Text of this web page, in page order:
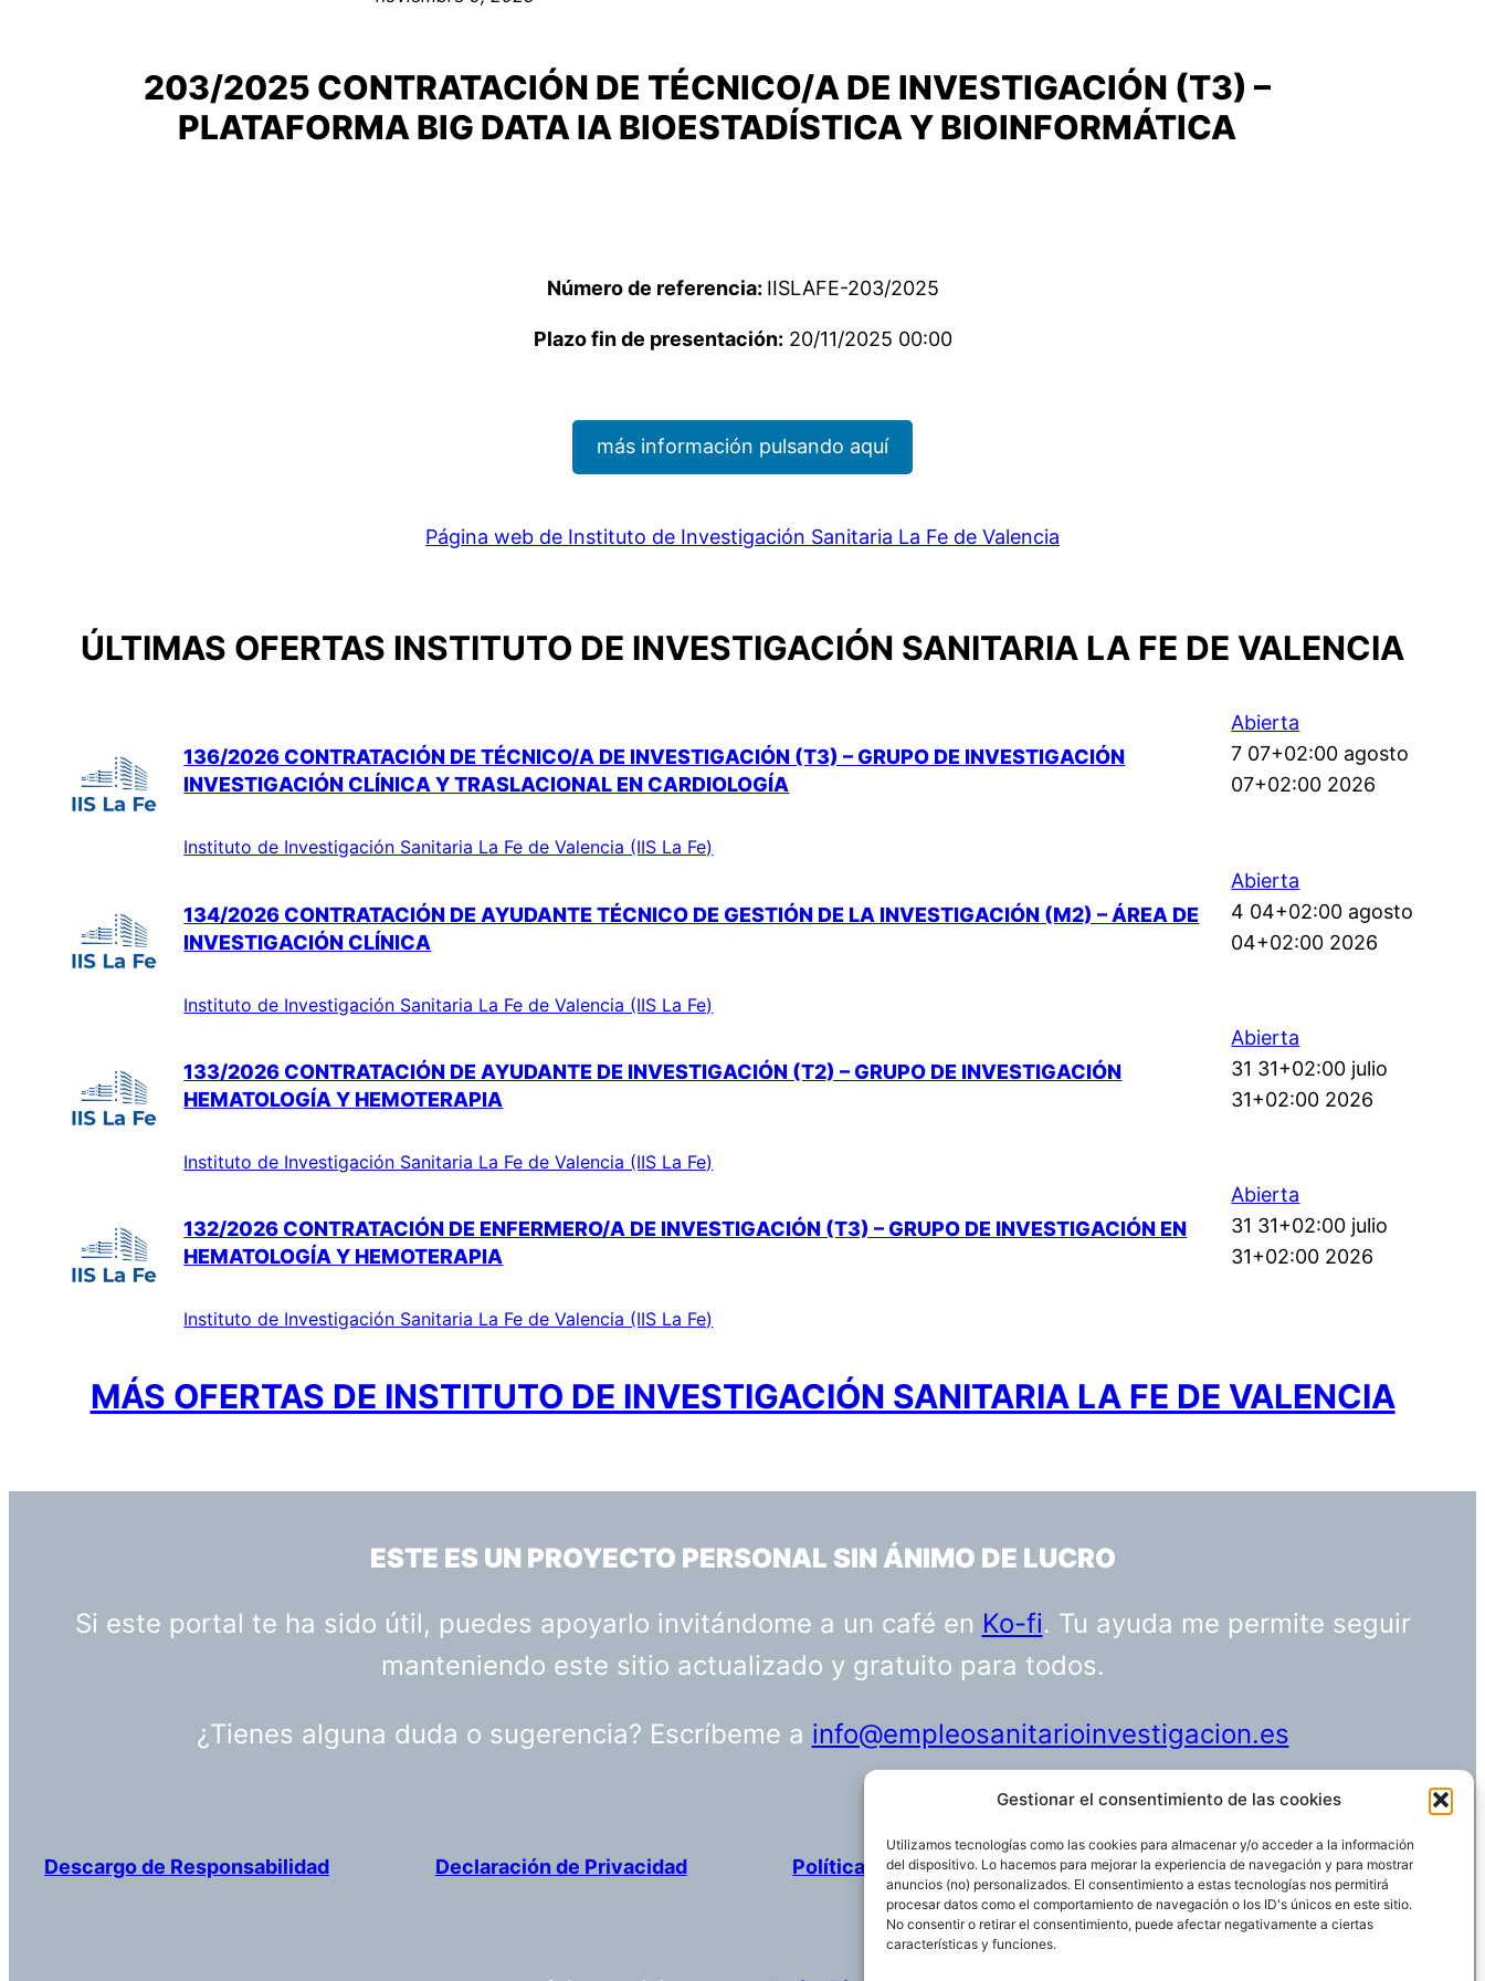
Gestionar el consentimiento de las cookies
Utilizamos tecnologías como las cookies para almacenar y/o acceder a la información
del dispositivo. Lo hacemos para mejorar la experiencia de navegación y para mostrar
anuncios (no) personalizados. El consentimiento a estas tecnologías nos permitirá
procesar datos como el comportamiento de navegación o los ID's únicos en este sitio.
No consentir o retirar el consentimiento, puede afectar negativamente a ciertas
características y funciones.
203/2025 CONTRATACIÓN DE TÉCNICO/A DE INVESTIGACIÓN (T3) –
PLATAFORMA BIG DATA IA BIOESTADÍSTICA Y BIOINFORMÁTICA
Número de referencia: IISLAFE-203/2025
Plazo fin de presentación: 20/11/2025 00:00
más información pulsando aquí
Página web de Instituto de Investigación Sanitaria La Fe de Valencia
ÚLTIMAS OFERTAS INSTITUTO DE INVESTIGACIÓN SANITARIA LA FE DE VALENCIA
136/2026 CONTRATACIÓN DE TÉCNICO/A DE INVESTIGACIÓN (T3) – GRUPO DE INVESTIGACIÓN
INVESTIGACIÓN CLÍNICA Y TRASLACIONAL EN CARDIOLOGÍA
Instituto de Investigación Sanitaria La Fe de Valencia (IIS La Fe)
Abierta
7 07+02:00 agosto
07+02:00 2026
134/2026 CONTRATACIÓN DE AYUDANTE TÉCNICO DE GESTIÓN DE LA INVESTIGACIÓN (M2) – ÁREA DE
INVESTIGACIÓN CLÍNICA
Instituto de Investigación Sanitaria La Fe de Valencia (IIS La Fe)
Abierta
4 04+02:00 agosto
04+02:00 2026
133/2026 CONTRATACIÓN DE AYUDANTE DE INVESTIGACIÓN (T2) – GRUPO DE INVESTIGACIÓN
HEMATOLOGÍA Y HEMOTERAPIA
Instituto de Investigación Sanitaria La Fe de Valencia (IIS La Fe)
Abierta
31 31+02:00 julio
31+02:00 2026
132/2026 CONTRATACIÓN DE ENFERMERO/A DE INVESTIGACIÓN (T3) – GRUPO DE INVESTIGACIÓN EN
HEMATOLOGÍA Y HEMOTERAPIA
Instituto de Investigación Sanitaria La Fe de Valencia (IIS La Fe)
Abierta
31 31+02:00 julio
31+02:00 2026
MÁS OFERTAS DE INSTITUTO DE INVESTIGACIÓN SANITARIA LA FE DE VALENCIA
ESTE ES UN PROYECTO PERSONAL SIN ÁNIMO DE LUCRO
Si este portal te ha sido útil, puedes apoyarlo invitándome a un café en Ko-fi. Tu ayuda me permite seguir
manteniendo este sitio actualizado y gratuito para todos.
¿Tienes alguna duda o sugerencia? Escríbeme a info@empleosanitarioinvestigacion.es
Descargo de Responsabilidad Declaración de Privacidad Política de cookies Funciona gracias aWordPress